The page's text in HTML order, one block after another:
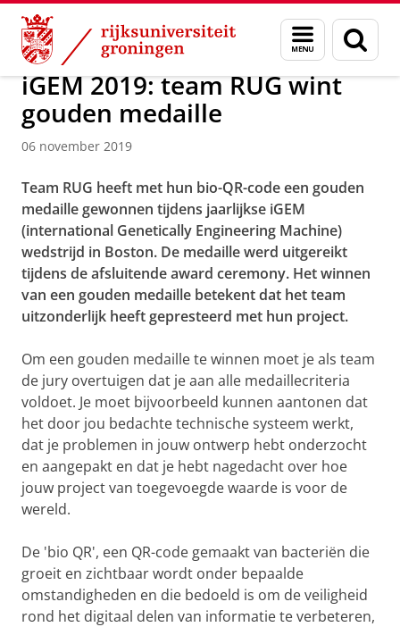
Skip
Content
Skip
Navigation
Menu
en
zoeken
Over ons Actueel Nieuws Nieuwsberichten
iGEM 2019: team RUG wint
gouden medaille
06 november 2019
Team RUG heeft met hun bio-QR-code een gouden
medaille gewonnen tijdens jaarlijkse iGEM
(international Genetically Engineering Machine)
wedstrijd in Boston. De medaille werd uitgereikt
tijdens de afsluitende award ceremony. Het winnen
van een gouden medaille betekent dat het team
uitzonderlijk heeft gepresteerd met hun project.
Om een gouden medaille te winnen moet je als team
de jury overtuigen dat je aan alle medaillecriteria
voldoet. Je moet bijvoorbeeld kunnen aantonen dat
het door jou bedachte technische systeem werkt,
dat je problemen in jouw ontwerp hebt onderzocht
en aangepakt en dat je hebt nagedacht over hoe
jouw project van toegevoegde waarde is voor de
wereld.
De 'bio QR', een QR-code gemaakt van bacteriën die
groeit en zichtbaar wordt onder bepaalde
omstandigheden en die bedoeld is om de veiligheid
rond het digitaal delen van informatie te verbeteren,